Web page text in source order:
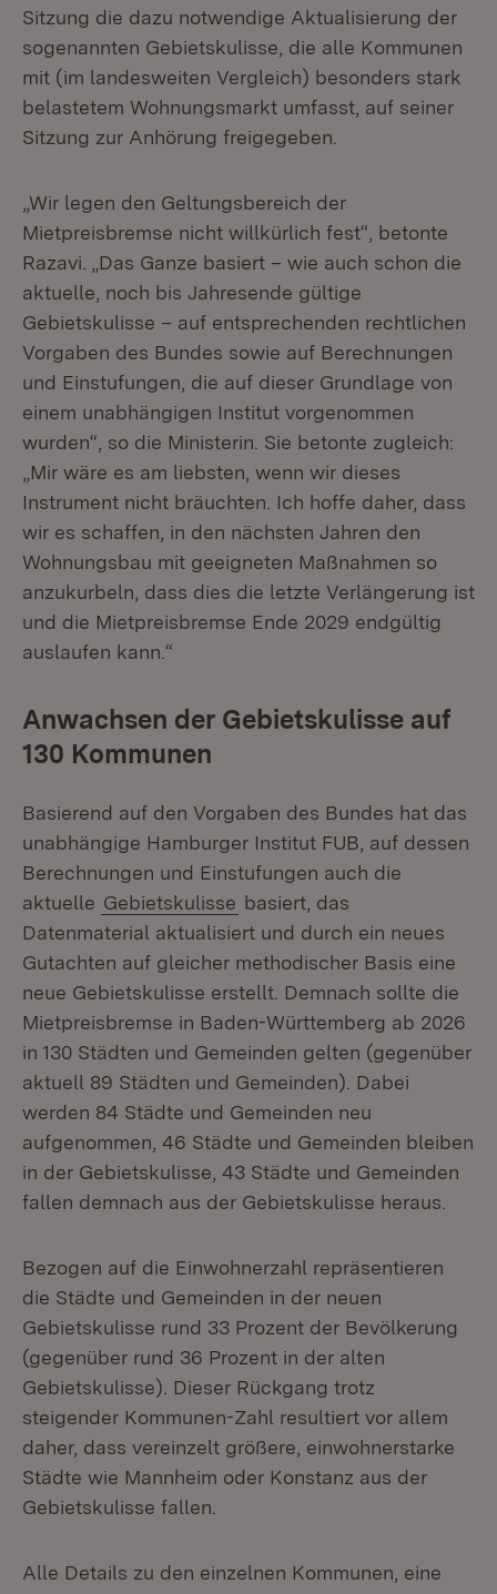
Sitzung die dazu notwendige Aktualisierung der
sogenannten Gebietskulisse, die alle Kommunen
mit (im landesweiten Vergleich) besonders stark
belastetem Wohnungsmarkt umfasst, auf seiner
Sitzung zur Anhörung freigegeben.
„Wir legen den Geltungsbereich der
Mietpreisbremse nicht willkürlich fest“, betonte
Razavi. „Das Ganze basiert – wie auch schon die
aktuelle, noch bis Jahresende gültige
Gebietskulisse – auf entsprechenden rechtlichen
Vorgaben des Bundes sowie auf Berechnungen
und Einstufungen, die auf dieser Grundlage von
einem unabhängigen Institut vorgenommen
wurden“, so die Ministerin. Sie betonte zugleich:
„Mir wäre es am liebsten, wenn wir dieses
Instrument nicht bräuchten. Ich hoffe daher, dass
wir es schaffen, in den nächsten Jahren den
Wohnungsbau mit geeigneten Maßnahmen so
anzukurbeln, dass dies die letzte Verlängerung ist
und die Mietpreisbremse Ende 2029 endgültig
auslaufen kann.“
Anwachsen der Gebietskulisse auf
130 Kommunen
Basierend auf den Vorgaben des Bundes hat das
unabhängige Hamburger Institut FUB, auf dessen
Berechnungen und Einstufungen auch die
aktuelle Gebietskulisse basiert, das
Datenmaterial aktualisiert und durch ein neues
Gutachten auf gleicher methodischer Basis eine
neue Gebietskulisse erstellt. Demnach sollte die
Mietpreisbremse in Baden-Württemberg ab 2026
in 130 Städten und Gemeinden gelten (gegenüber
aktuell 89 Städten und Gemeinden). Dabei
werden 84 Städte und Gemeinden neu
aufgenommen, 46 Städte und Gemeinden bleiben
in der Gebietskulisse, 43 Städte und Gemeinden
fallen demnach aus der Gebietskulisse heraus.
Bezogen auf die Einwohnerzahl repräsentieren
die Städte und Gemeinden in der neuen
Gebietskulisse rund 33 Prozent der Bevölkerung
(gegenüber rund 36 Prozent in der alten
Gebietskulisse). Dieser Rückgang trotz
steigender Kommunen-Zahl resultiert vor allem
daher, dass vereinzelt größere, einwohnerstarke
Städte wie Mannheim oder Konstanz aus der
Gebietskulisse fallen.
Alle Details zu den einzelnen Kommunen, eine